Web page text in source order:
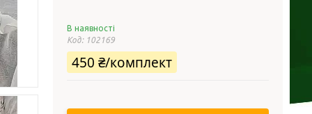
В наявності
Код: 102169
450 ₴/комплект